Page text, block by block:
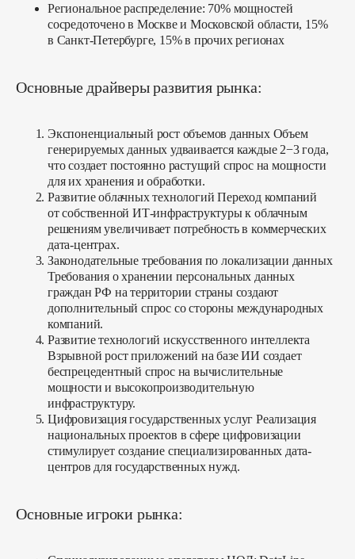
Региональное распределение: 70% мощностей
сосредоточено в Москве и Московской области, 15%
в Санкт-Петербурге, 15% в прочих регионах
Основные драйверы развития рынка:
Экспоненциальный рост объемов данныхОбъем
генерируемых данных удваивается каждые 2−3 года,
что создает постоянно растущий спрос на мощности
для их хранения и обработки.
Развитие облачных технологий Переход компаний
от собственной ИТ-инфраструктуры к облачным
решениям увеличивает потребность в коммерческих
дата-центрах.
Законодательные требования по локализации данных
Требования о хранении персональных данных
граждан РФ на территории страны создают
дополнительный спрос со стороны международных
компаний.
Развитие технологий искусственного интеллекта
Взрывной рост приложений на базе ИИ создает
беспрецедентный спрос на вычислительные
мощности и высокопроизводительную
инфраструктуру.
Цифровизация государственных услуг Реализация
национальных проектов в сфере цифровизации
стимулирует создание специализированных дата-
центров для государственных нужд.
Основные игроки рынка: